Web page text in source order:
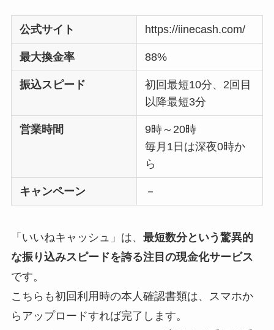
公式サイト https://iinecash.com/
最大換金率 88%
振込スピード
初回最短10分、2回目
以降最短3分
営業時間
9時～20時
毎月1日は深夜0時か
ら
キャンペーン －
「いいねキャッシュ」は、 最短数分という驚異的
な振り込みスピードを誇る注目の現金化サービス
です。
こちらも初回利用時の本人確認書類は、スマホか
らアップロードすれば完了します。